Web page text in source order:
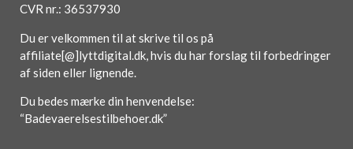
CVR nr.: 36537930
Du er velkommen til at skrive til os på
affiliate[@]lyttdigital.dk, hvis du har forslag til forbedringer
af siden eller lignende.
Du bedes mærke din henvendelse:
“Badevaerelsestilbehoer.dk”